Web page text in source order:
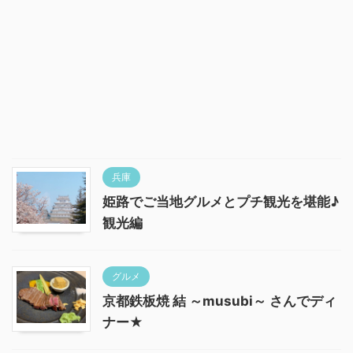
兵庫
姫路でご当地グルメとプチ観光を堪能♪
観光編
グルメ
京都鉄板焼 結 ～musubi～ さんでディ
ナー★